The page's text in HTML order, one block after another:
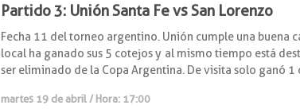
Partido 3: Unión Santa Fe vs San Lorenzo
Fecha 11 del torneo argentino. Unión cumple una buena
local ha ganado sus 5 cotejos y al mismo tiempo está
ser eliminado de la Copa Argentina. De visita solo ganó
martes 19 de abril / Hora: 17:00